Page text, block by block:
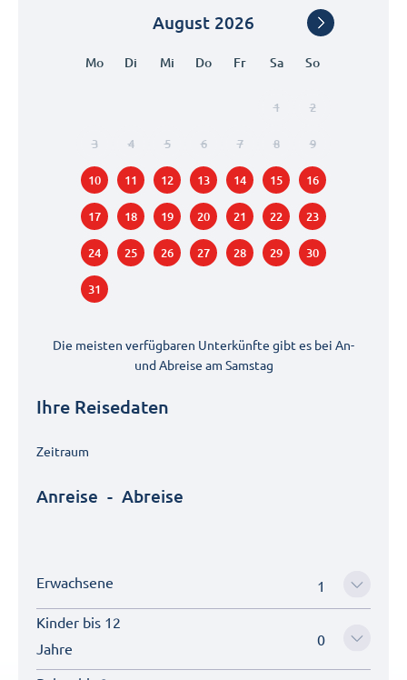
Die meisten verfügbaren Unterkünfte gibt es bei An-
und Abreise am Samstag
Ihre Reisedaten
Zeitraum
Anreise - Abreise
Erwachsene
Kinder bis 12
Jahre
August 2026
Mo Di Mi Do Fr Sa So
1 2
3 4 5 6 7 8 9
10 11 12 13 14 15 16
17 18 19 20 21 22 23
24 25 26 27 28 29 30
31